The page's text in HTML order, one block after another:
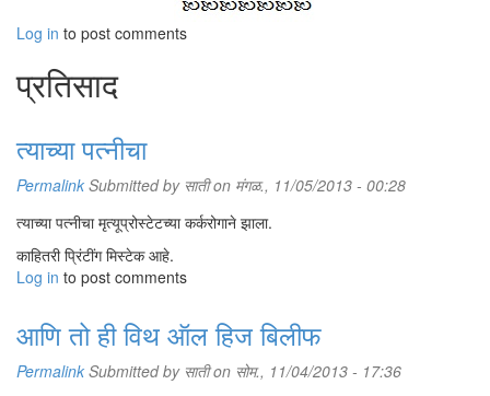
Log in to post comments
प्रतिसाद
त्याच्या पत्नीचा
Permalink Submitted by सातीon मंगळ., 11/05/2013 - 00:28
त्याच्या पत्नीचा मृत्यूप्रोस्टेटच्या कर्करोगाने झाला.
काहितरी प्रिंटींग मिस्टेक आहे.
Log in to post comments
आणि तो ही विथ ऑल हिज बिलीफ
Permalink Submitted by सातीon सोम., 11/04/2013 - 17:36